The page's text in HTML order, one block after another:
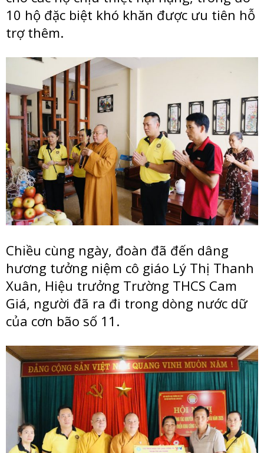
10 hộ đặc biệt khó khăn được ưu tiên hỗ
trợ thêm.
Chiều cùng ngày, đoàn đã đến dâng
hương tưởng niệm cô giáo Lý Thị Thanh
Xuân, Hiệu trưởng Trường THCS Cam
Giá, người đã ra đi trong dòng nước dữ
của cơn bão số 11.